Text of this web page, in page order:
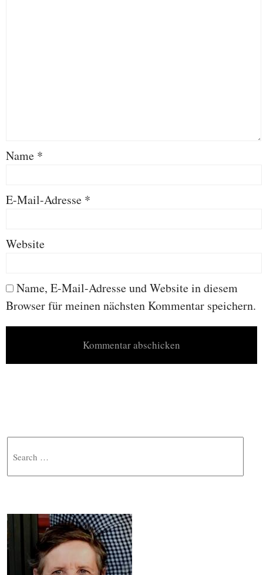
Name *
E-Mail-Adresse *
Website
Name, E-Mail-Adresse und Website in diesem
Browser für meinen nächsten Kommentar speichern.